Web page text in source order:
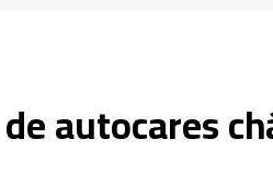
autocares